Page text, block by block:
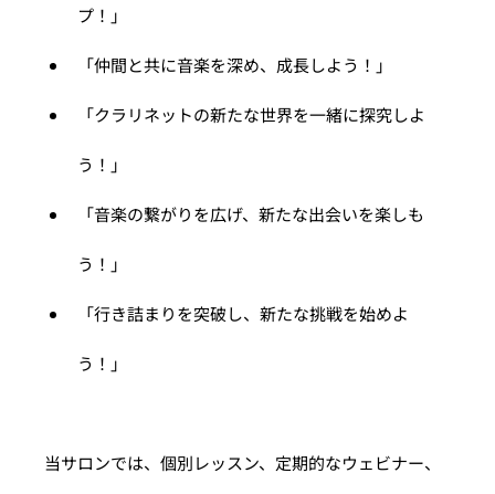
プ！」
「仲間と共に音楽を深め、成長しよう！」
「クラリネットの新たな世界を一緒に探究しよ
う！」
「音楽の繋がりを広げ、新たな出会いを楽しも
う！」
「行き詰まりを突破し、新たな挑戦を始めよ
う！」
当サロンでは、個別レッスン、定期的なウェビナー、